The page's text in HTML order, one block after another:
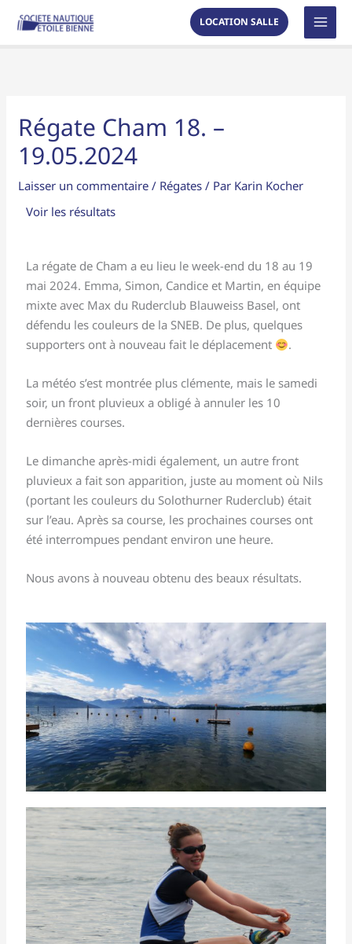
LOCATION SALLE
Régate Cham 18. –
19.05.2024
Laisser un commentaire / Régates / Par Karin Kocher
Voir les résultats
La régate de Cham a eu lieu le week-end du 18 au 19
mai 2024. Emma, Simon, Candice et Martin, en équipe
mixte avec Max du Ruderclub Blauweiss Basel, ont
défendu les couleurs de la SNEB. De plus, quelques
supporters ont à nouveau fait le déplacement
.
La météo s’est montrée plus clémente, mais le samedi
soir, un front pluvieux a obligé à annuler les 10
dernières courses.
Le dimanche après-midi également, un autre front
pluvieux a fait son apparition, juste au moment où Nils
(portant les couleurs du Solothurner Ruderclub) était
sur l’eau. Après sa course, les prochaines courses ont
été interrompues pendant environ une heure.
Nous avons à nouveau obtenu des beaux résultats.